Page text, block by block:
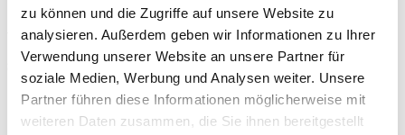
zu können und die Zugriffe auf unsere Website zu
analysieren. Außerdem geben wir Informationen zu Ihrer
Verwendung unserer Website an unsere Partner für
soziale Medien, Werbung und Analysen weiter. Unsere
Partner führen diese Informationen möglicherweise mit
weiteren Daten zusammen, die Sie ihnen bereitgestellt
Wie kannst du dich gegen Dauerstress
schützen?
Ent-Spannung – entspanne dich regelmäßig!Während der
Entspannung wird die Anspannung gezielt abgebaut. Atme